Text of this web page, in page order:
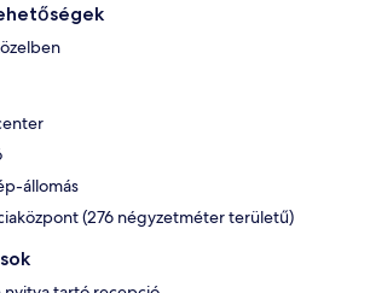
állomás
(276 négyzetméter területű)